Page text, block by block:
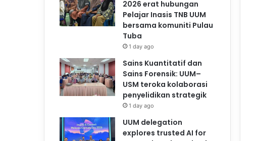
2026 erat hubungan
Pelajar Inasis TNB UUM
bersama komuniti Pulau
Tuba
1 day ago
Sains Kuantitatif dan
Sains Forensik: UUM–
USM teroka kolaborasi
penyelidikan strategik
1 day ago
UUM delegation
explores trusted AI for